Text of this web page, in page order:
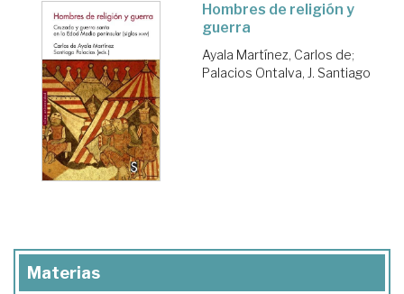
Hombres de religión y
guerra
Ayala Martínez, Carlos de;
Palacios Ontalva, J. Santiago
Materias